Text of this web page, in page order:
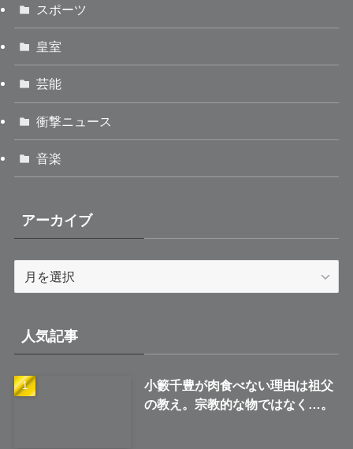
スポーツ
皇室
芸能
衝撃ニュース
音楽
アーカイブ
ブ
人気記事
小籔千豊が肉食べない理由は祖父
の教え。宗教的な物ではなく…。